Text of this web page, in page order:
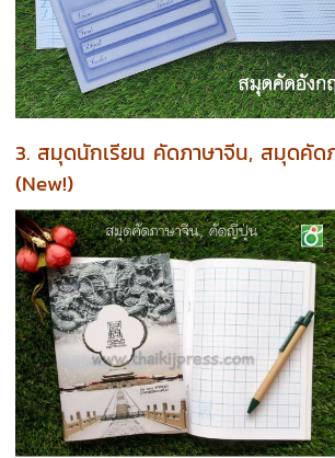
3. สมุดนักเรียน คัดภาษาจีน, สมุดคั
(New!)